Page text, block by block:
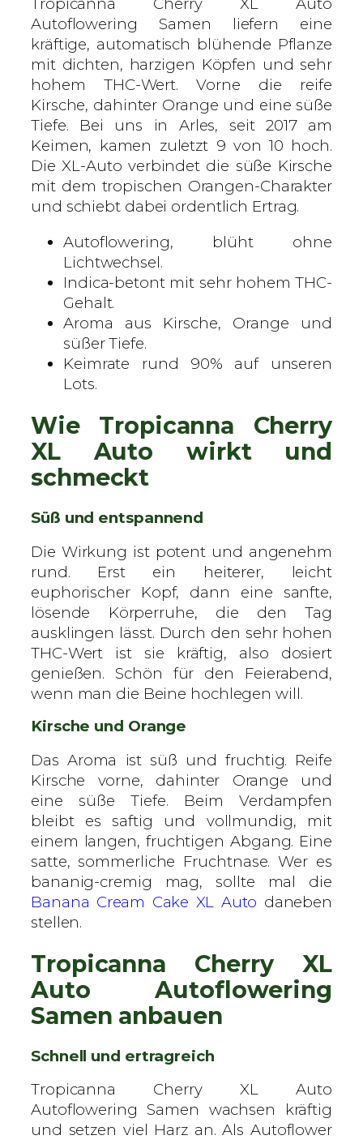
e
e
d
s
–
A
u
t
o
f
m
e
M
n
g
e
Tropicanna Cherry XL Auto
Autoflowering Samen liefern eine
kräftige, automatisch blühende Pflanze
mit dichten, harzigen Köpfen und sehr
hohem THC-Wert. Vorne die reife
Kirsche, dahinter Orange und eine süße
Tiefe. Bei uns in Arles, seit 2017 am
Keimen, kamen zuletzt 9 von 10 hoch.
Die XL-Auto verbindet die süße Kirsche
mit dem tropischen Orangen-Charakter
und schiebt dabei ordentlich Ertrag.
Autoflowering, blüht ohne
Lichtwechsel.
Indica-betont mit sehr hohem THC-
Gehalt.
Aroma aus Kirsche, Orange und
süßer Tiefe.
Keimrate rund 90% auf unseren
Lots.
Wie Tropicanna Cherry
XL Auto wirkt und
schmeckt
Süß und entspannend
Die Wirkung ist potent und angenehm
rund. Erst ein heiterer, leicht
euphorischer Kopf, dann eine sanfte,
lösende Körperruhe, die den Tag
ausklingen lässt. Durch den sehr hohen
THC-Wert ist sie kräftig, also dosiert
genießen. Schön für den Feierabend,
wenn man die Beine hochlegen will.
Kirsche und Orange
Das Aroma ist süß und fruchtig. Reife
Kirsche vorne, dahinter Orange und
eine süße Tiefe. Beim Verdampfen
bleibt es saftig und vollmundig, mit
einem langen, fruchtigen Abgang. Eine
satte, sommerliche Fruchtnase. Wer es
bananig-cremig mag, sollte mal die
Banana Cream Cake XL Auto daneben
stellen.
Tropicanna Cherry XL
Auto Autoflowering
Samen anbauen
Schnell und ertragreich
Tropicanna Cherry XL Auto
Autoflowering Samen wachsen kräftig
und setzen viel Harz an. Als Autoflower